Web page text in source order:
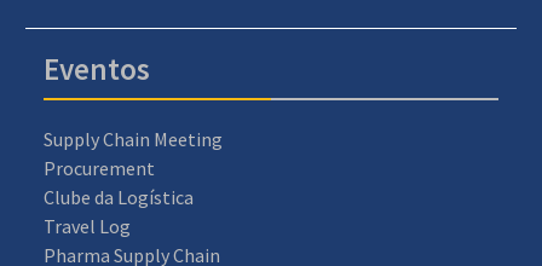
Eventos
Supply Chain Meeting
Procurement
Clube da Logística
Travel Log
Pharma Supply Chain